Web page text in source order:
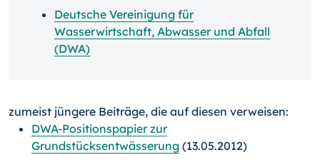
Deutsche Vereinigung für
Wasserwirtschaft, Abwasser und Abfall
(DWA)
zumeist jüngere Beiträge, die auf diesen verweisen:
DWA-Positionspapier zur
Grundstücksentwässerung (13.05.2012)